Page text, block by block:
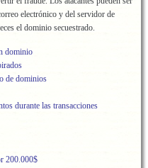
electrónico y del servidor de
el dominio secuestrado.
dominio
de dominios
durante las transacciones
200.000$